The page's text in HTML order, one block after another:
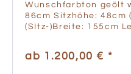
Wunschfarbton geölt
86cm Sitzhöhe: 48cm
(SItz-)Breite: 155cm
ab 1.200,00 € *